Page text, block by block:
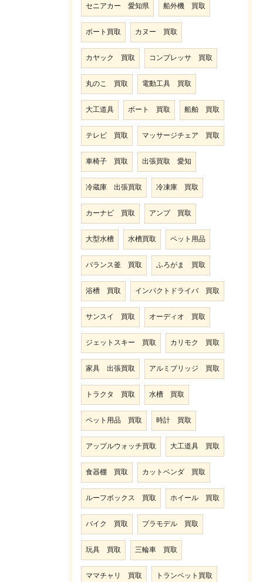
セニアカー 愛知県 船外機 買取
ボート買取 カヌー 買取
カヤック 買取 コンプレッサ 買取
丸のこ 買取 電動工具 買取
大工道具 ボート 買取 船舶 買取
テレビ 買取 マッサージチェア 買取
車椅子 買取 出張買取 愛知
冷蔵庫 出張買取 冷凍庫 買取
カーナビ 買取 アンプ 買取
大型水槽 水槽買取 ペット用品
バランス釜 買取 ふろがま 買取
浴槽 買取 インパクトドライバ 買取
サンスイ 買取 オーディオ 買取
ジェットスキー 買取 カリモク 買取
家具 出張買取 アルミブリッジ 買取
トラクタ 買取 水槽 買取
ペット用品 買取 時計 買取
アップルウォッチ買取 大工道具 買取
食器棚 買取 カットベンダ 買取
ルーフボックス 買取 ホイール 買取
バイク 買取 プラモデル 買取
玩具 買取 三輪車 買取
ママチャリ 買取 トランペット買取